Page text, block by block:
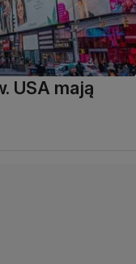
USA mają